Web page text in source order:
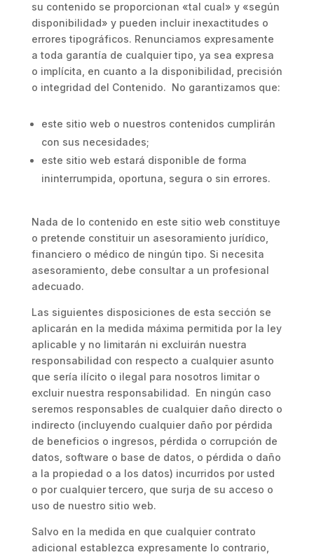
su contenido se proporcionan «tal cual» y «según
disponibilidad» y pueden incluir inexactitudes o
errores tipográficos. Renunciamos expresamente
a toda garantía de cualquier tipo, ya sea expresa
o implícita, en cuanto a la disponibilidad, precisión
o integridad del Contenido. No garantizamos que:
este sitio web o nuestros contenidos cumplirán
con sus necesidades;
este sitio web estará disponible de forma
ininterrumpida, oportuna, segura o sin errores.
Nada de lo contenido en este sitio web constituye
o pretende constituir un asesoramiento jurídico,
financiero o médico de ningún tipo. Si necesita
asesoramiento, debe consultar a un profesional
adecuado.
Las siguientes disposiciones de esta sección se
aplicarán en la medida máxima permitida por la ley
aplicable y no limitarán ni excluirán nuestra
responsabilidad con respecto a cualquier asunto
que sería ilícito o ilegal para nosotros limitar o
excluir nuestra responsabilidad. En ningún caso
seremos responsables de cualquier daño directo o
indirecto (incluyendo cualquier daño por pérdida
de beneficios o ingresos, pérdida o corrupción de
datos, software o base de datos, o pérdida o daño
a la propiedad o a los datos) incurridos por usted
o por cualquier tercero, que surja de su acceso o
uso de nuestro sitio web.
Salvo en la medida en que cualquier contrato
adicional establezca expresamente lo contrario,